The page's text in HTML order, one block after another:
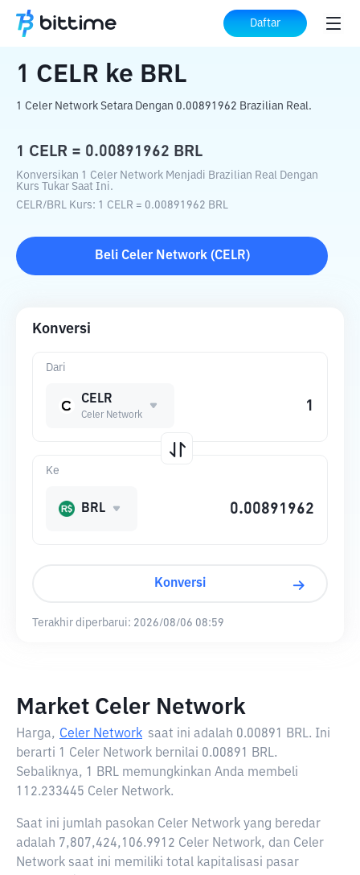
Daftar
Beranda Konverter Kripto ke BRL
1 CELR ke BRL
1 Celer Network Setara Dengan 0.00891962 Brazilian Real.
1 CELR = 0.00891962 BRL
Konversikan 1 Celer Network Menjadi Brazilian Real Dengan
Kurs Tukar Saat Ini.
CELR/BRL Kurs: 1 CELR = 0.00891962 BRL
Beli Celer Network(CELR)
Konversi
Dari
CELR
Celer Network
Ke
BRL
Konversi
Terakhir diperbarui: 2026/08/06 08:59
Market Celer Network
Harga, Celer Network saat ini adalah 0.00891 BRL. Ini
berarti 1 Celer Network bernilai 0.00891 BRL.
Sebaliknya, 1 BRL memungkinkan Anda membeli
112.233445 Celer Network.
Saat ini jumlah pasokan Celer Network yang beredar
adalah 7,807,424,106.9912 Celer Network, dan Celer
Network saat ini memiliki total kapitalisasi pasar